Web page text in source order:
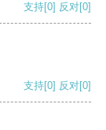
支持[0] 反对[0]
支持[0] 反对[0]